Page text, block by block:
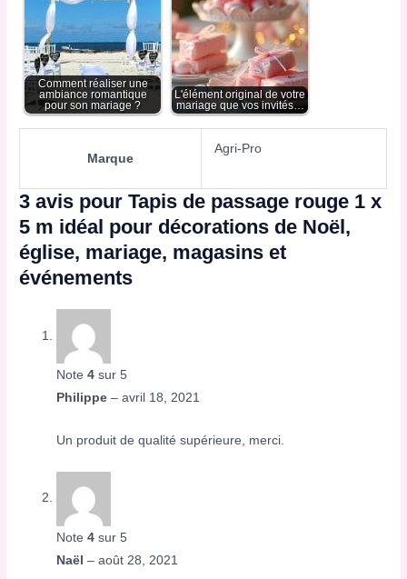
Comment réaliser une
ambiance romantique
pour son mariage ?
L'élément original de votre
mariage que vos invités…
Marque
Agri-Pro
3 avis pourTapis de passage rouge 1 x
5 m idéal pour décorations de Noël,
église, mariage, magasins et
événements
Note4 sur 5
Philippe– avril 18, 2021
Un produit de qualité supérieure, merci.
Note4 sur 5
Naël– août 28, 2021